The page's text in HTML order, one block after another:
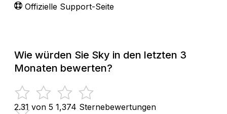
Offizielle Support-Seite
Wie würden Sie Sky in den letzten 3
Monaten bewerten?
2.31 von 5 1,374 Sternebewertungen